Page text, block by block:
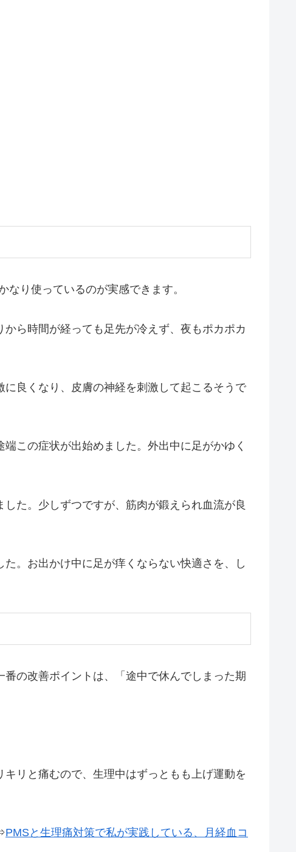
り使っているのが実感できます。
ら時間が経っても足先が冷えず、夜もポカポカ
良くなり、皮膚の神経を刺激して起こるそうで
この症状が出始めました。外出中に足がかゆく
た。少しずつですが、筋肉が鍛えられ血流が良
。お出かけ中に足が痒くならない快適さを、し
の改善ポイントは、「途中で休んでしまった期
リと痛むので、生理中はずっともも上げ運動を
PMSと生理痛対策で私が実践している、月経血コ